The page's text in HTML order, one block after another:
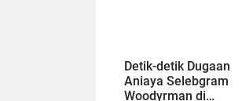
Detik-detik Dugaan
Aniaya Selebgram
Woodyrman ⁠di